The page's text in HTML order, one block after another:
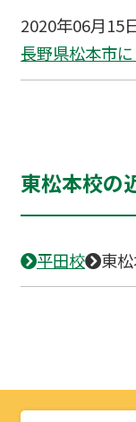
2020年06月15
長野県松本市
東松本校の
平田校 東